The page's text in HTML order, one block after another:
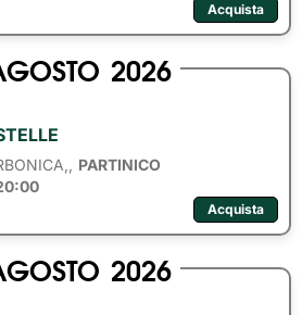
Acquista
2026
PARTINICO
Acquista
2026